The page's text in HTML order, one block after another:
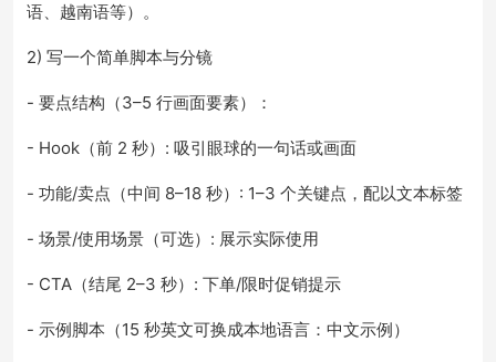
语、越南语等）。
2) 写一个简单脚本与分镜
- 要点结构（3–5 行画面要素）：
- Hook（前 2 秒）: 吸引眼球的一句话或画面
- 功能/卖点（中间 8–18 秒）: 1–3 个关键点，配以文本标签
- 场景/使用场景（可选）: 展示实际使用
- CTA（结尾 2–3 秒）: 下单/限时促销提示
- 示例脚本（15 秒英文可换成本地语言：中文示例）